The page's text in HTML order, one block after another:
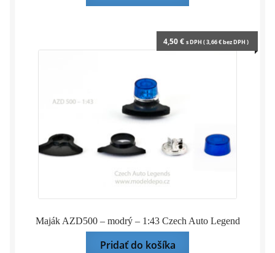
Maják AZD500 – modrý – 1:43 Czech Auto Legend
4,50€ s DPH (3,66€bez DPH )
Pridať do košíka